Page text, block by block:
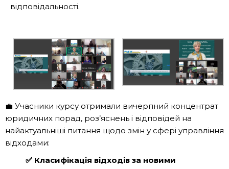
відповідальності.
💼 Учасники курсу отримали вичерпний концентрат
юридичних порад, роз’яснень і відповідей на
найактуальніші питання щодо змін у сфері управління
відходами:
✅ Класифікація відходів за новими